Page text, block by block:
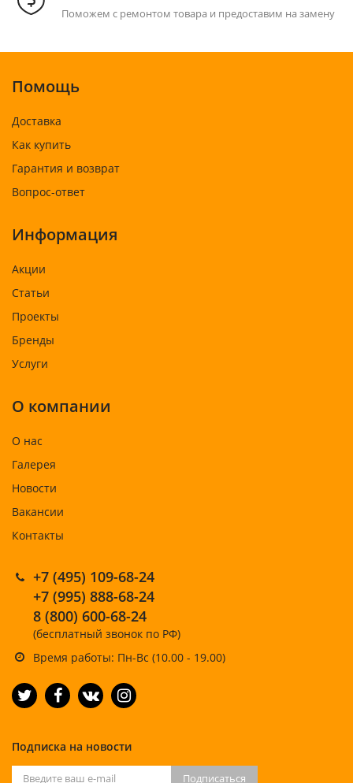
Поможем с ремонтом товара и предоставим на замену
Помощь
Доставка
Как купить
Гарантия и возврат
Вопрос-ответ
Информация
Акции
Статьи
Проекты
Бренды
Услуги
О компании
О нас
Галерея
Новости
Вакансии
Контакты
+7 (495) 109-68-24
+7 (995) 888-68-24
8 (800) 600-68-24
(бесплатный звонок по РФ)
Время работы: Пн-Вс (10.00 - 19.00)
Подписка на новости
Подписаться